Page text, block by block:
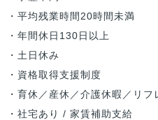
・平均残業時間20時間未満
・年間休日130日以上
・土日休み
・資格取得支援制度
・育休／産休／介護休暇／リフ
・社宅あり / 家賃補助支給